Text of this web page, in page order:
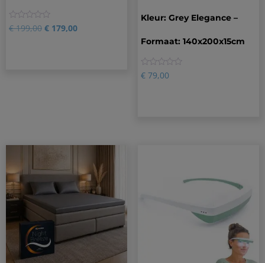
0
€199,00 € 179,00
Kleur: Grey Elegance –
Formaat: 140x200x15cm
0
€79,00